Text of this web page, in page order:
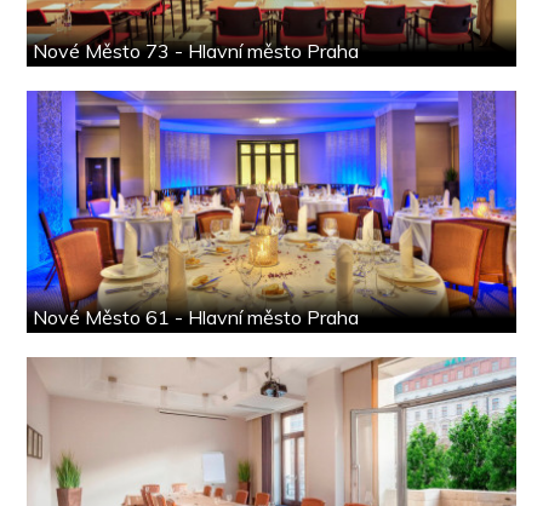
Nové Město 73 - Hlavní město Praha
Nové Město 61 - Hlavní město Praha